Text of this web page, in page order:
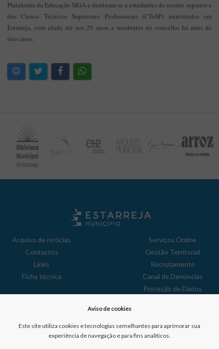
Plataforma da Educação SIGA e destinam-se a estudantes do ensino superior e
dos Cursos Técnicos Superiores Profissionais (CTeSP) ministrados em
Estarreja, com idade até aos 29 anos, e residentes no concelho há mais de
dois anos.
Arquivo de notícias
Contactos
Links
Ficha técnica
Serviços Online
Gestão Territorial
Recrutamento
Canal de Denúncias
Proteção de Dados
Reclamações
Aviso de cookies
Este site utiliza cookies e tecnologias semelhantes para aprimorar sua
experiência de navegação e para fins analíticos.